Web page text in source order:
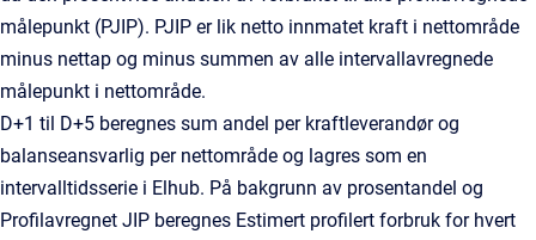
målepunkt (PJIP). PJIP er lik netto innmatet kraft i nettområde
minus nettap og minus summen av alle intervallavregnede
målepunkt i nettområde.
D+1 til D+5 beregnes sum andel per kraftleverandør og
balanseansvarlig per nettområde og lagres som en
intervalltidsserie i Elhub. På bakgrunn av prosentandel og
Profilavregnet JIP beregnes Estimert profilert forbruk for hvert